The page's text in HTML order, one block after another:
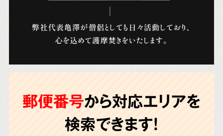
郵便番号から対応エリアを
検索できます!